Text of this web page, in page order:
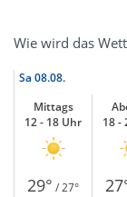
Wie wird das
Sa 08.08.
Mittags
12 - 18 Uhr
18 -
29° / 27°